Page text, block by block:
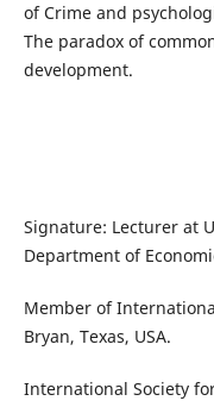
of Crime and
The paradox of
development.
Signature: Lecturer at
Department of
Member of
Bryan, Texas, USA.
International Society